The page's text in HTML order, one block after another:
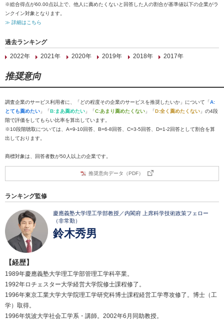
※総合得点が60.00点以上で、他人に薦めたくないと回答した人の割合が基準値以下の企業がラ
ンクイン対象となります。
≫ 詳細はこちら
過去ランキング
2022年
2021年 2020年 2019年 2018年 2017年
推奨意向
調査企業のサービス利用者に、「どの程度その企業のサービスを推奨したいか」について「A:
とても薦めたい 」「B:まあ薦めたい 」「C:あまり薦めたくない 」「D:全く薦めたくない 」の4段
階で評価をしてもらい比率を算出しています。
※10段階聴取については、A=9-10回答、B=6-8回答、C=3-5回答、D=1-2回答として割合を算
出しております。
商標対象は、回答者数が50人以上の企業です。
推奨意向データ（PDF）
ランキング監修
慶應義塾大学理工学部教授／内閣府 上席科学技術政策フェロー
（非常勤）
鈴木秀男
【経歴】
1989年慶應義塾大学理工学部管理工学科卒業。
1992年ロチェスター大学経営大学院修士課程修了。
1996年東京工業大学大学院理工学研究科博士課程経営工学専攻修了。博士（工
学）取得。
1996年筑波大学社会工学系・講師。2002年6月同助教授。